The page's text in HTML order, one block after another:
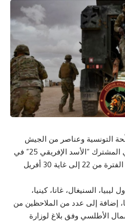
التونسية وعناصر من الجيش
الأمريكي في التمرين العسكري المشترك “الأسد الإفريقي 25” في
جزئه الذي سيقام بتونس خلال الفترة من 22 إلى غاية 30 أفريل
السنيغال، غانا، كينيا،
إضافة إلى عدد من الملاحظين من
الأطلسي وفق بلاغ لوزارة